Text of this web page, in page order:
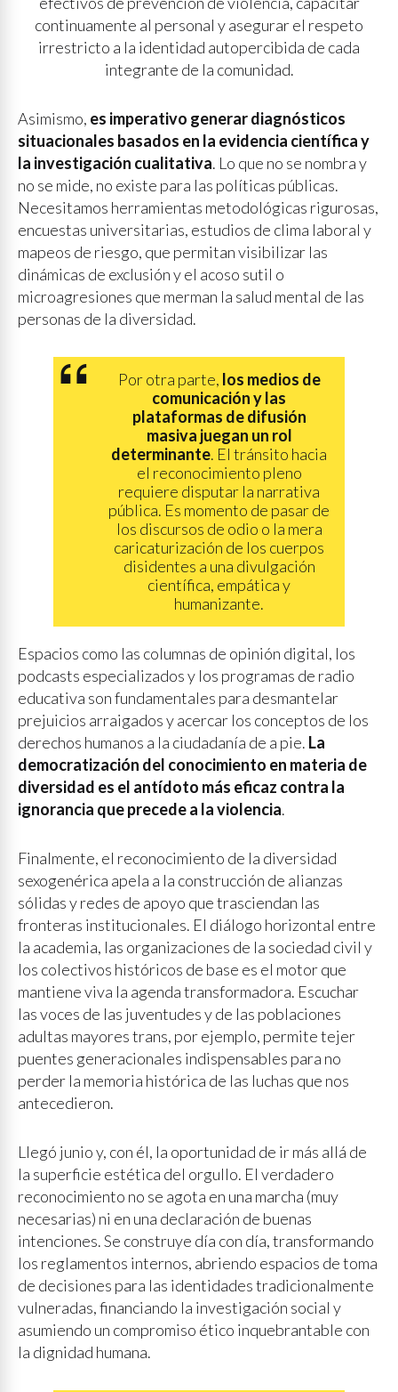
continuamente al personal y asegurar el respeto
irrestricto a la identidad autopercibida de cada
integrante de la comunidad.
Asimismo, es imperativo generar diagnósticos
situacionales basados en la evidencia científica y
la investigación cualitativa. Lo que no se nombra y
no se mide, no existe para las políticas públicas.
Necesitamos herramientas metodológicas rigurosas,
encuestas universitarias, estudios de clima laboral y
mapeos de riesgo, que permitan visibilizar las
dinámicas de exclusión y el acoso sutil o
microagresiones que merman la salud mental de las
personas de la diversidad.
Por otra parte, los medios de
comunicación y las
plataformas de difusión
masiva juegan un rol
determinante. El tránsito hacia
el reconocimiento pleno
requiere disputar la narrativa
pública. Es momento de pasar de
los discursos de odio o la mera
caricaturización de los cuerpos
disidentes a una divulgación
científica, empática y
humanizante.
Espacios como las columnas de opinión digital, los
podcasts especializados y los programas de radio
educativa son fundamentales para desmantelar
prejuicios arraigados y acercar los conceptos de los
derechos humanos a la ciudadanía de a pie. La
democratización del conocimiento en materia de
diversidad es el antídoto más eficaz contra la
ignorancia que precede a la violencia.
Finalmente, el reconocimiento de la diversidad
sexogenérica apela a la construcción de alianzas
sólidas y redes de apoyo que trasciendan las
fronteras institucionales. El diálogo horizontal entre
la academia, las organizaciones de la sociedad civil y
los colectivos históricos de base es el motor que
mantiene viva la agenda transformadora. Escuchar
las voces de las juventudes y de las poblaciones
adultas mayores trans, por ejemplo, permite tejer
puentes generacionales indispensables para no
perder la memoria histórica de las luchas que nos
antecedieron.
Llegó junio y, con él, la oportunidad de ir más allá de
la superficie estética del orgullo. El verdadero
reconocimiento no se agota en una marcha (muy
necesarias) ni en una declaración de buenas
intenciones. Se construye día con día, transformando
los reglamentos internos, abriendo espacios de toma
de decisiones para las identidades tradicionalmente
vulneradas, financiando la investigación social y
asumiendo un compromiso ético inquebrantable con
la dignidad humana.